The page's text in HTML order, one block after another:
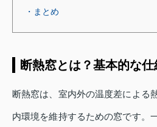
・まとめ
断熱窓とは？基本的な
断熱窓は、室内外の温度差による
内環境を維持するための窓です。